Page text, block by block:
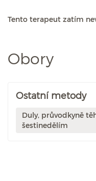
Tento terapeut zatím
Obory
Ostatní metody
Duly, průvodkyně
šestinedělím